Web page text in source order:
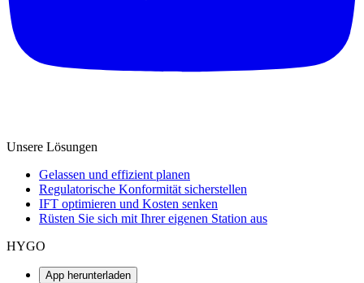
Unsere Lösungen
Gelassen und effizient planen
Regulatorische Konformität sicherstellen
IFT optimieren und Kosten senken
Rüsten Sie sich mit Ihrer eigenen Station aus
HYGO
App herunterladen